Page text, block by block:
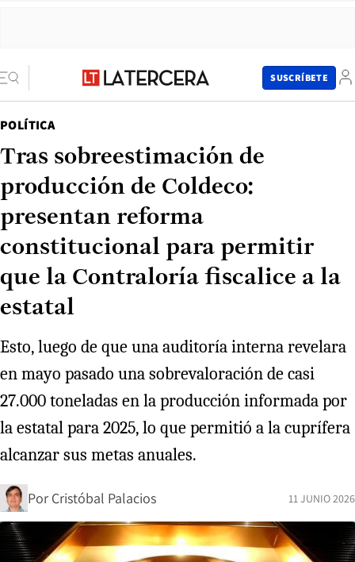
SUSCRÍBETE
POLÍTICA
Tras sobreestimación de
producción de Coldeco:
presentan reforma
constitucional para permitir
que la Contraloría fiscalice a la
estatal
Esto, luego de que una auditoría interna revelara
en mayo pasado una sobrevaloración de casi
27.000 toneladas en la producción informada por
la estatal para 2025, lo que permitió a la cuprífera
alcanzar sus metas anuales.
Por Cristóbal Palacios 11 JUNIO 2026